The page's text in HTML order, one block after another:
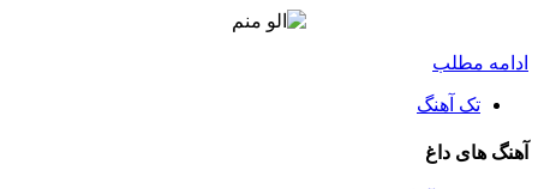
ادامه مطلب
تک آهنگ
آهنگ های داغ